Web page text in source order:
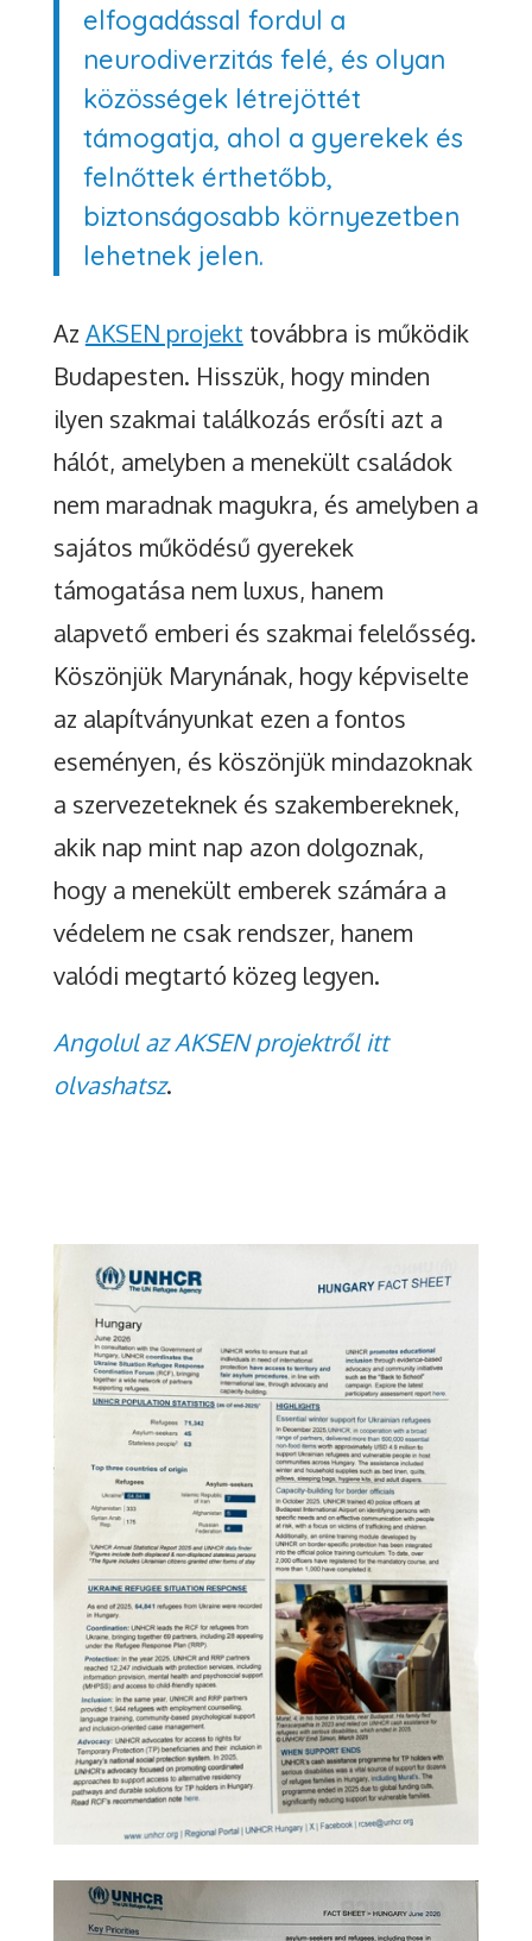
elfogadással fordul a
neurodiverzitás felé, és olyan
közösségek létrejöttét
támogatja, ahol a gyerekek és
felnőttek érthetőbb,
biztonságosabb környezetben
lehetnek jelen.
Az AKSEN projekt továbbra is működik
Budapesten. Hisszük, hogy minden
ilyen szakmai találkozás erősíti azt a
hálót, amelyben a menekült családok
nem maradnak magukra, és amelyben a
sajátos működésű gyerekek
támogatása nem luxus, hanem
alapvető emberi és szakmai felelősség.
Köszönjük Marynának, hogy képviselte
az alapítványunkat ezen a fontos
eseményen, és köszönjük mindazoknak
a szervezeteknek és szakembereknek,
akik nap mint nap azon dolgoznak,
hogy a menekült emberek számára a
védelem ne csak rendszer, hanem
valódi megtartó közeg legyen.
Angolul az AKSEN projektről itt
olvashatsz.